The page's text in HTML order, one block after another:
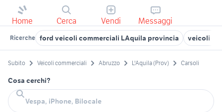
Home Cerca Vendi Messaggi
Ricerche ford veicoli commerciali LAquila provincia veicoli
Subito Veicoli commerciali Abruzzo L'Aquila (Prov) Carsoli
Cosa cerchi?